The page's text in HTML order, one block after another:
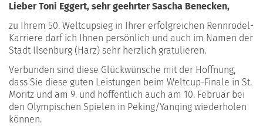
Lieber Toni Eggert, sehr geehrter Sascha Benecken,
zu Ihrem 50. Weltcupsieg in Ihrer erfolgreichen Rennrodel-
Karriere darf ich Ihnen persönlich und auch im Namen der
Stadt Ilsenburg (Harz) sehr herzlich gratulieren.
Verbunden sind diese Glückwünsche mit der Hoffnung,
dass Sie diese guten Leistungen beim Weltcup-Finale in St.
Moritz und am 9. und hoffentlich auch am 10. Februar bei
den Olympischen Spielen in Peking/Yanqing wiederholen
können.